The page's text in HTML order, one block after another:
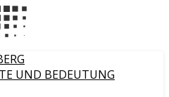
UND BEDEUTUNG